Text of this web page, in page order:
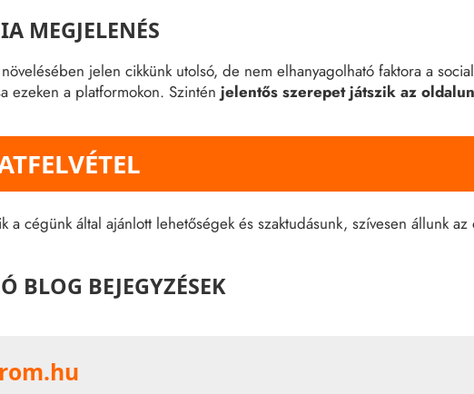
MEGJELENÉS
jelen cikkünk utolsó, de nem elhanyagolható faktora a
ezeken a platformokon. Szinténjelentős szerepet játszik az
a cégünk által ajánlott lehetőségek és szaktudásunk, szívesen állunk
BLOG BEJEGYZÉSEK